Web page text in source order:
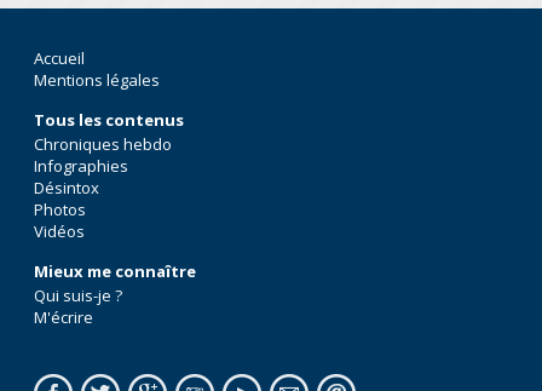
Accueil
Mentions légales
Tous les contenus
Chroniques hebdo
Infographies
Désintox
Photos
Vidéos
Mieux me connaître
Qui suis-je ?
M'écrire